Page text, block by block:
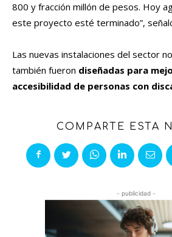
800 y fracción millón de pesos. Hoy
este proyecto esté terminado”,
Las nuevas instalaciones del sector
también fueron diseñadas para
accesibilidad de personas con
COMPARTE ESTA
- publicidad -